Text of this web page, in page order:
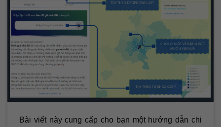
Bài viết này cung cấp cho bạn một hướng dẫn chi